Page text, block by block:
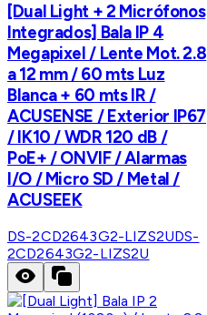
[Dual Light + 2 Micrófonos
Integrados] Bala IP 4
Megapixel / Lente Mot. 2.8
a 12 mm / 60 mts Luz
Blanca + 60 mts IR /
ACUSENSE / Exterior IP67
/ IK10 / WDR 120 dB /
PoE+ / ONVIF / Alarmas
I/O / Micro SD / Metal /
ACUSEEK
DS-2CD2643G2-LIZS2UDS-
2CD2643G2-LIZS2U